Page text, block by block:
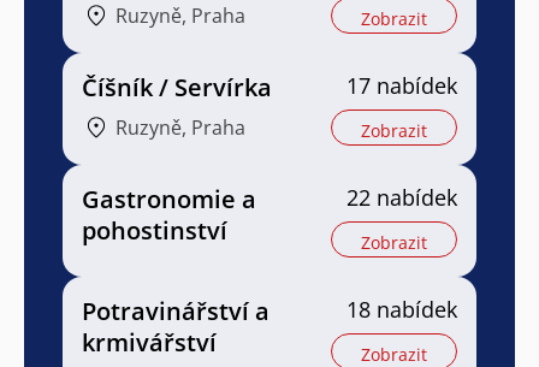
Ruzyně, Praha Zobrazit
Číšník / Servírka
Ruzyně, Praha
17 nabídek
Zobrazit
Gastronomie a
pohostinství
22 nabídek
Zobrazit
Potravinářství a
krmivářství
18 nabídek
Zobrazit